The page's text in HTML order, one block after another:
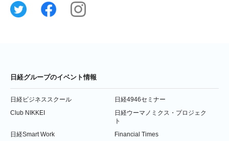
日経グループのイベント情報
日経ビジネススクール
日経4946セミナー
Club NIKKEI
日経ウーマノミクス・プロジェク
ト
日経Smart Work
Financial Times